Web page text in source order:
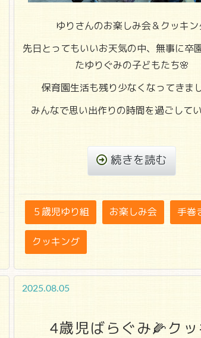
ゆりさんのお楽しみ会＆クッキン
先日とってもいいお天気の中、無事に卒
たゆりぐみの子どもたち🌸
保育園生活も残り少なくなってきまし
みんなで思い出作りの時間を過ごして
続きを読む
５歳児ゆり組 お楽しみ会 手巻
クッキング
2025.08.05
4歳児ばらぐみ🌽クッ